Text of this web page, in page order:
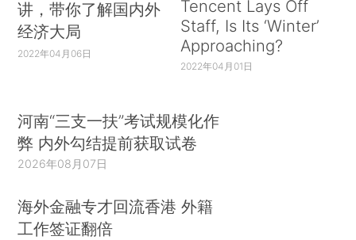
讲，带你了解国内外
经济大局
2022年04月06日
Tencent Lays Off
Staff, Is Its ‘Winter’
Approaching?
2022年04月01日
河南“三支一扶”考试规模化作
弊 内外勾结提前获取试卷
2026年08月07日
海外金融专才回流香港 外籍
工作签证翻倍